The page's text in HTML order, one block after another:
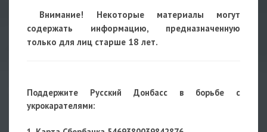
Внимание! Некоторые материалы могут
содержать информацию, предназначенную
только для лиц старше 18 лет.
Поддержите Русский Донбасс в борьбе с
укрокарателями: